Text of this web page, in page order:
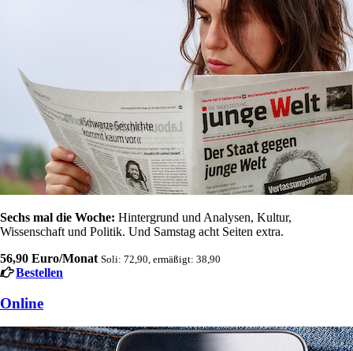
Sechs mal die Woche: Hintergrund und Analysen, Kultur,
Wissenschaft und Politik. Und Samstag acht Seiten extra.
56,90 Euro/Monat Soli: 72,90, ermäßigt: 38,90
Bestellen
Online